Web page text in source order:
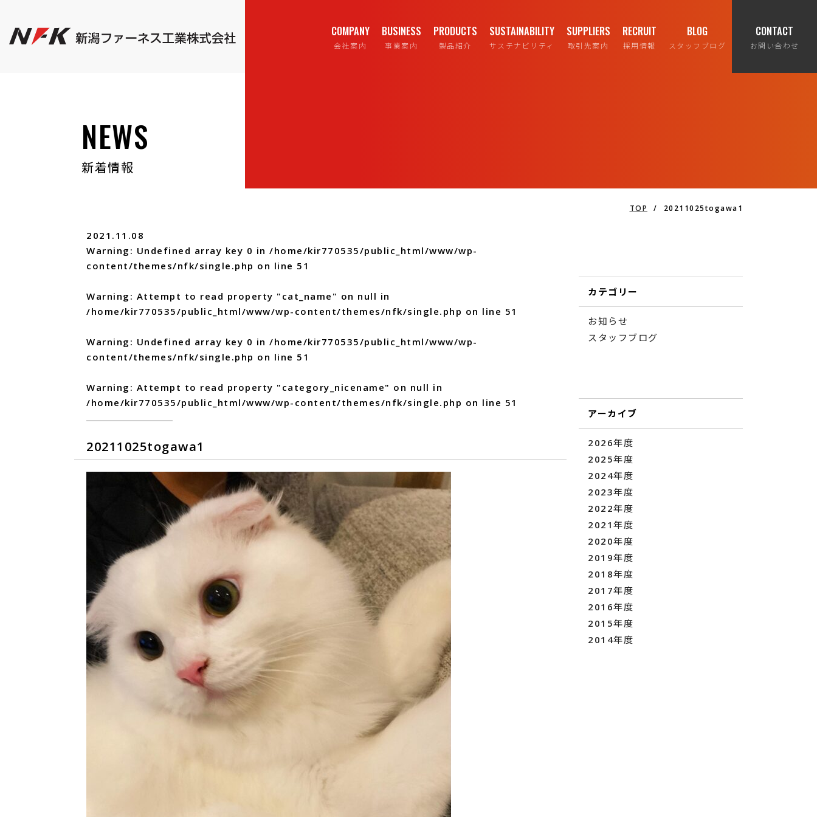
COMPANY
会社案内
BUSINESS
事業案内
PRODUCTS
製品紹介
SUSTAINABILITY
サステナビリティ
SUPPLIERS
取引先案内
RECRUIT
採用情報
BLOG
スタッフブログ
CONTACT
お問い合わせ
NEWS
新着情報
TOP / 20211025togawa1
2021.11.08
Warning : Undefined array key 0 in /home/kir770535/public_html/www/wp-
content/themes/nfk/single.php on line 51
Warning : Attempt to read property "cat_name" on null in
/home/kir770535/public_html/www/wp-content/themes/nfk/single.php on line 51
Warning : Undefined array key 0 in /home/kir770535/public_html/www/wp-
content/themes/nfk/single.php on line 51
Warning : Attempt to read property "category_nicename" on null in
/home/kir770535/public_html/www/wp-content/themes/nfk/single.php on line 51
20211025togawa1
カテゴリー
お知らせ
スタッフブログ
アーカイブ
2026年度
2025年度
2024年度
2023年度
2022年度
2021年度
2020年度
2019年度
2018年度
2017年度
2016年度
2015年度
2014年度